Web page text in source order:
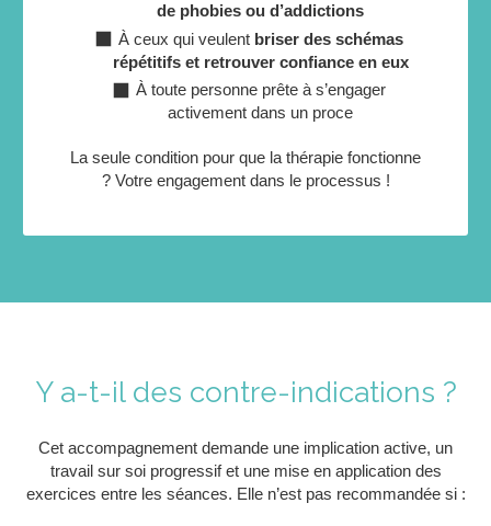
de phobies ou d’addictions
À ceux qui veulent briser des schémas
répétitifs et retrouver confiance en eux
À toute personne prête à s’engager
activement dans un proce
La seule condition pour que la thérapie fonctionne
? Votre engagement dans le processus !
Y a-t-il des contre-indications ?
Cet accompagnement demande une implication active, un
travail sur soi progressif et une mise en application des
exercices entre les séances. Elle n’est pas recommandée si :